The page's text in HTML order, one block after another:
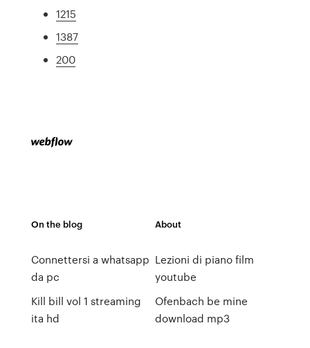
1215
1387
200
On the blog
Connettersi a whatsapp
da pc
Kill bill vol 1 streaming
ita hd
About
Lezioni di piano film
youtube
Ofenbach be mine
download mp3